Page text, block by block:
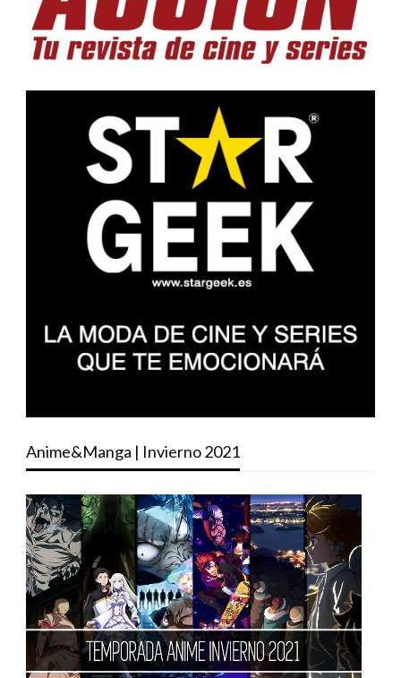
Anime&Manga | Invierno 2021